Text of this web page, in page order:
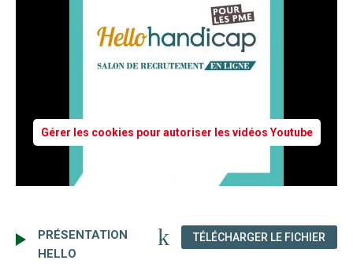
Gérer les cookies pour autoriser les vidéos Youtube
PRÉSENTATION
HELLO
TÉLÉCHARGER LE FICHIER